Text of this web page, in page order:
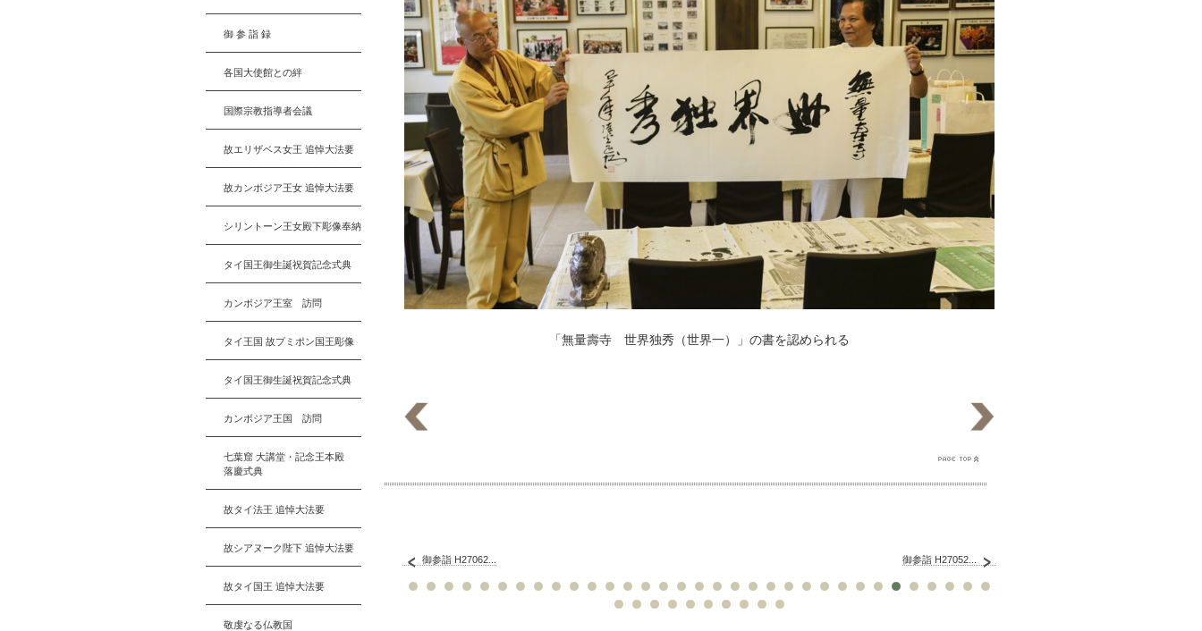
「無量壽寺 世界独秀（世界一）」の書を認められる
御参詣 H27062... 御参詣 H27052...
御 参 詣 録
各国大使館との絆
国際宗教指導者会議
故エリザベス女王 追悼大法要
故カンボジア王女 追悼大法要
シリントーン王女殿下彫像奉納
タイ国王御生誕祝賀記念式典
カンボジア王室 訪問
タイ王国 故プミポン国王彫像
タイ国王御生誕祝賀記念式典
カンボジア王国 訪問
七葉窟 大講堂・記念王本殿
落慶式典
故タイ法王 追悼大法要
故シアヌーク陛下 追悼大法要
故タイ国王 追悼大法要
敬虔なる仏教国